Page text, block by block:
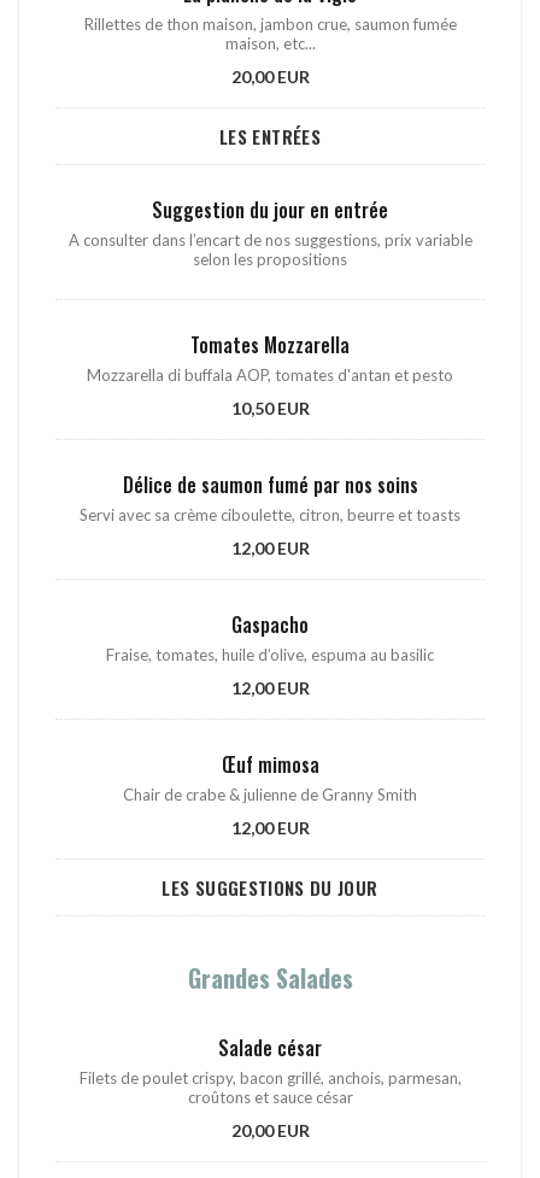
Rillettes de thon maison, jambon crue, saumon fumée
maison, etc...
20,00 EUR
LES ENTRÉES
Suggestion du jour en entrée
A consulter dans l’encart de nos suggestions, prix variable
selon les propositions
Tomates Mozzarella
Mozzarella di buffala AOP, tomates d'antan et pesto
10,50 EUR
Délice de saumon fumé par nos soins
Servi avec sa crème ciboulette, citron, beurre et toasts
12,00 EUR
Gaspacho
Fraise, tomates, huile d’olive, espuma au basilic
12,00 EUR
Œuf mimosa
Chair de crabe & julienne de Granny Smith
12,00 EUR
LES SUGGESTIONS DU JOUR
Grandes Salades
Salade césar
Filets de poulet crispy, bacon grillé, anchois, parmesan,
croûtons et sauce césar
20,00 EUR